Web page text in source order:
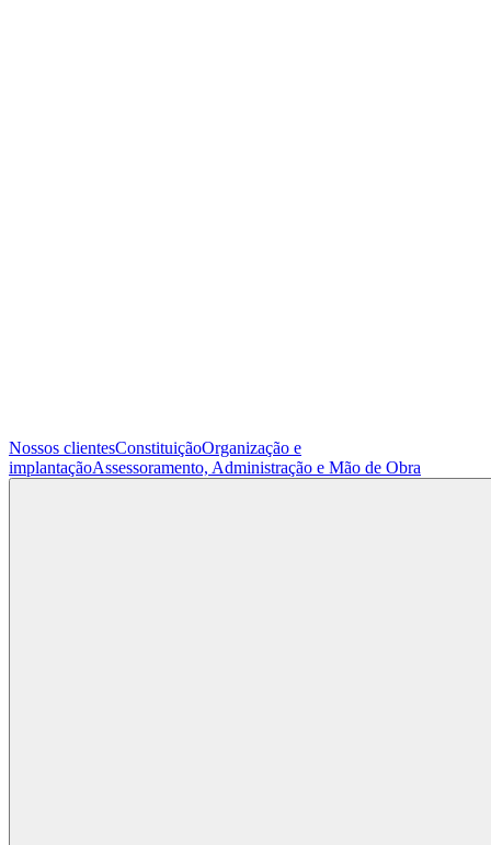
Nossos clientesConstituiçãoOrganização e
implantaçãoAssessoramento, Administração e Mão de Obra